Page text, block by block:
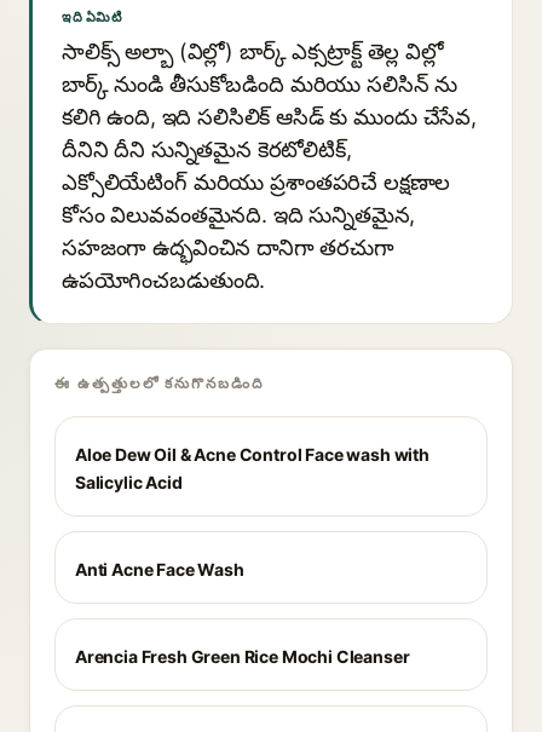
ఇది ఏమిటి
సాలిక్స్ అల్బా (విల్లో) బార్క్ ఎక్సట్రాక్ట్ తెల్ల విల్లో
బార్క్ నుండి తీసుకోబడింది మరియు సలిసిన్ ను
కలిగి ఉంది, ఇది సలిసిలిక్ ఆసిడ్ కు ముందు చేసేవ,
దీనిని దీని సున్నితమైన కెరటోలిటిక్,
ఎక్సోలియేటింగ్ మరియు ప్రశాంతపరిచే లక్షణాల
కోసం విలువవంతమైనది. ఇది సున్నితమైన,
సహజంగా ఉద్భవించిన దానిగా తరచుగా
ఉపయోగించబడుతుంది.
ఈ ఉత్పత్తులలో కనుగొనబడింది
Aloe Dew Oil & Acne Control Face wash with
Salicylic Acid
Anti Acne Face Wash
Arencia Fresh Green Rice Mochi Cleanser